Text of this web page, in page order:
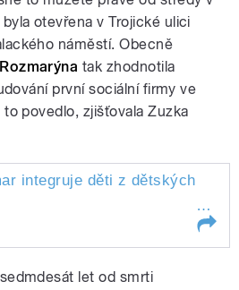
byla otevřena v Trojické ulici
náměstí. Obecně
Rozmarýna tak zhodnotila
první sociální firmy ve
povedlo, zjišťovala Zuzka
děti z dětských
integruje děti z dětských
let od smrti